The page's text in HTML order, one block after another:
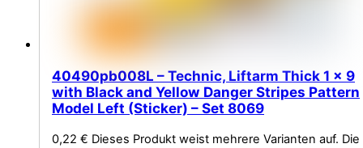
40490pb008L – Technic, Liftarm Thick 1 x 9
with Black and Yellow Danger Stripes Pattern
Model Left (Sticker) – Set 8069
0,22 € Dieses Produkt weist mehrere Varianten auf. Die